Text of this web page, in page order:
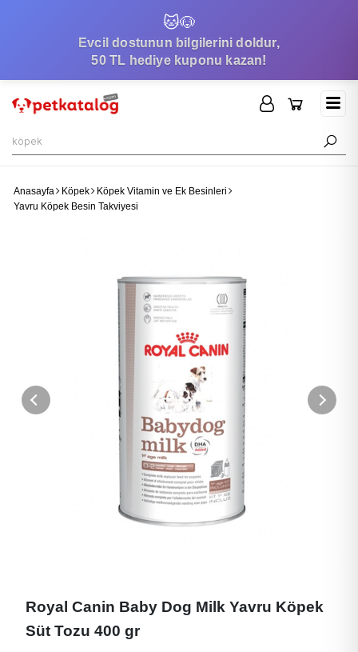
🐱🐶
Evcil dostunun bilgilerini doldur,
50 TL hediye kuponu kazan!
Anasayfa Köpek
Köpek Vitamin ve Ek Besinleri
Yavru Köpek Besin Takviyesi
Royal Canin Baby Dog Milk Yavru Köpek
Süt Tozu 400 gr